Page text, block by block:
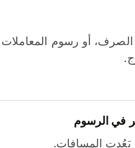
أو رسوم المعاملات
الرسوم
المسافات.